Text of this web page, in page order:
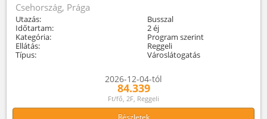
Csehország, Prága
Utazás:
Busszal
Időtartam:
2 éj
Kategória:
Program szerint
Ellátás:
Reggeli
Típus:
Városlátogatás
2026-12-04-tól
84.339
Ft/fő, 2F, Reggeli
Részletek